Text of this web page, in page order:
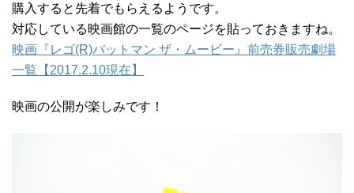
購入すると先着でもらえるようです。
対応している映画館の一覧のページを貼っておきますね。
映画『レゴ(R)バットマン ザ・ムービー』前売券販売劇場
一覧【2017.2.10現在】
映画の公開が楽しみです！